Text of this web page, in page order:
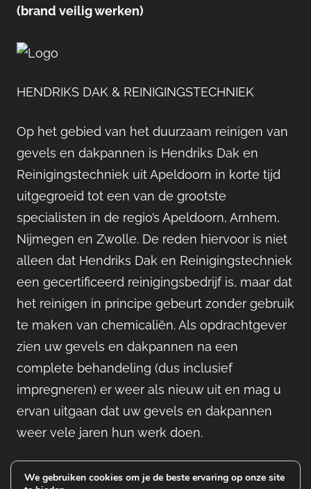
(brand veilig werken)
HENDRIKS DAK & REINIGINGSTECHNIEK
Op het gebied van het duurzaam reinigen van
gevels en dakpannen is Hendriks Dak en
Reinigingstechniek uit Apeldoorn in korte tijd
uitgegroeid tot een van de grootste
specialisten in de regio’s Apeldoorn, Arnhem,
Nijmegen en Zwolle. De reden hiervoor is niet
alleen dat Hendriks Dak en Reinigingstechniek
een gecertificeerd reinigingsbedrijf is, maar dat
het reinigen in principe gebeurt zonder gebruik
te maken van chemicaliën. Als opdrachtgever
zien uw gevels en dakpannen na een
complete behandeling (dus inclusief
impregneren) er weer als nieuw uit en mag u
ervan uitgaan dat uw gevels en dakpannen
weer vele jaren hun werk doen.
We gebruiken cookies om je de beste ervaring op onze site